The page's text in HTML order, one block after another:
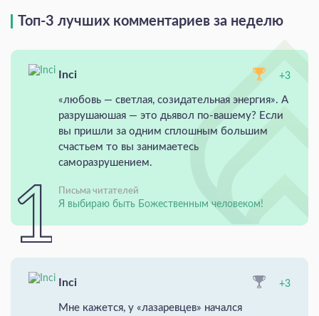
Топ-3 лучших комментариев за неделю
Inci +3
«любовь — светлая, созидательная энергия». А
разрушаюшая — это дьявол по-вашему? Если
вы пришли за одним сплошным большим
счастьем то вы занимаетесь
саморазрушением.
Письма читателей
Я выбираю быть Божественным человеком!
Inci +3
Мне кажется, у «лазаревцев» начался